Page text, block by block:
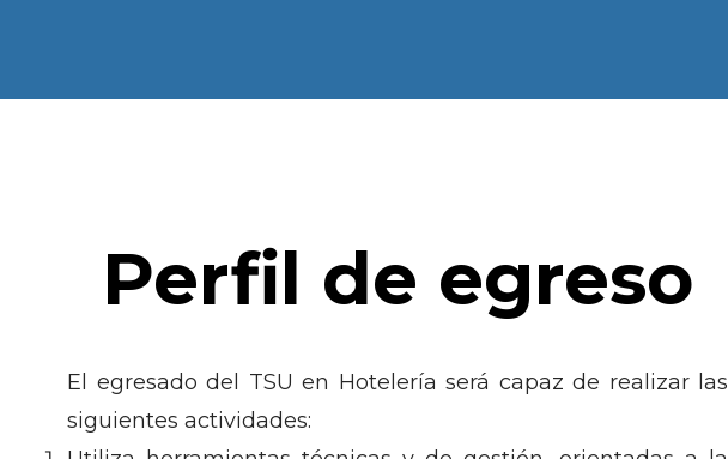
Perfil de egreso
El egresado del TSU en Hotelería será capaz de realizar las
siguientes actividades: